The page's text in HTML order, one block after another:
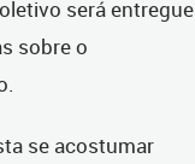
será entregue
sobre o
se acostumar